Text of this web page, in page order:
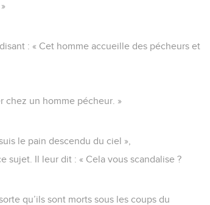
: « Cet homme accueille des pécheurs et
chez un homme pécheur. »
le pain descendu du ciel »,
sujet. Il leur dit : « Cela vous scandalise ?
qu’ils sont morts sous les coups du